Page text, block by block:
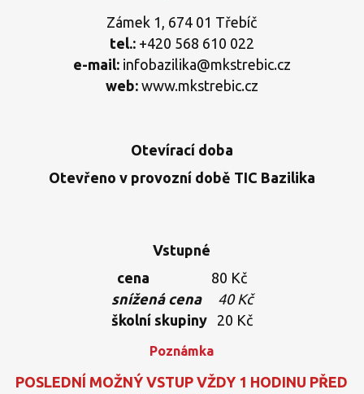
Zámek 1, 674 01 Třebíč
tel.:+420 568 610 022
e-mail:infobazilika@mkstrebic.cz
web: www.mkstrebic.cz
Otevírací doba
Otevřeno v provozní době TIC Bazilika
Vstupné
cena
80 Kč
snížená cena40 Kč
školní skupiny20 Kč
Poznámka
POSLEDNÍ MOŽNÝ VSTUP VŽDY 1 HODINU PŘED